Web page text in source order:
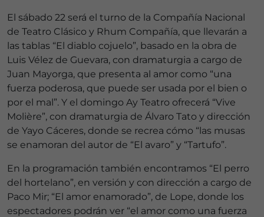
El sábado 22 será el turno de la Compañía Nacional
de Teatro Clásico y Rhum Compañía, que llevarán a
las tablas “El diablo cojuelo”, basado en la obra de
Luis Vélez de Guevara, con dramaturgia a cargo de
Juan Mayorga, que presenta al amor como “una
fuerza poderosa, que puede ser usada por el bien o
por el mal”. Y el domingo Ay Teatro ofrecerá “Vive
Molière”, con dramaturgia de Álvaro Tato y dirección
de Yayo Cáceres, donde se recrea cómo “las musas
se enamoran del autor de “El avaro” y “Tartufo”.
En la programación también encontramos “El perro
del hortelano”, en versión y con dirección a cargo de
Paco Mir; “El amor enamorado”, de Lope, donde los
espectadores podrán ver “el amor como una fuerza